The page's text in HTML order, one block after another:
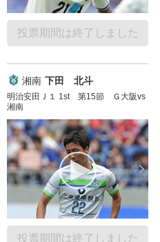
投票期間は終了しました
湘南 下田 北斗
明治安田Ｊ１ 1st 第15節 Ｇ大阪vs
湘南
投票期間は終了しました